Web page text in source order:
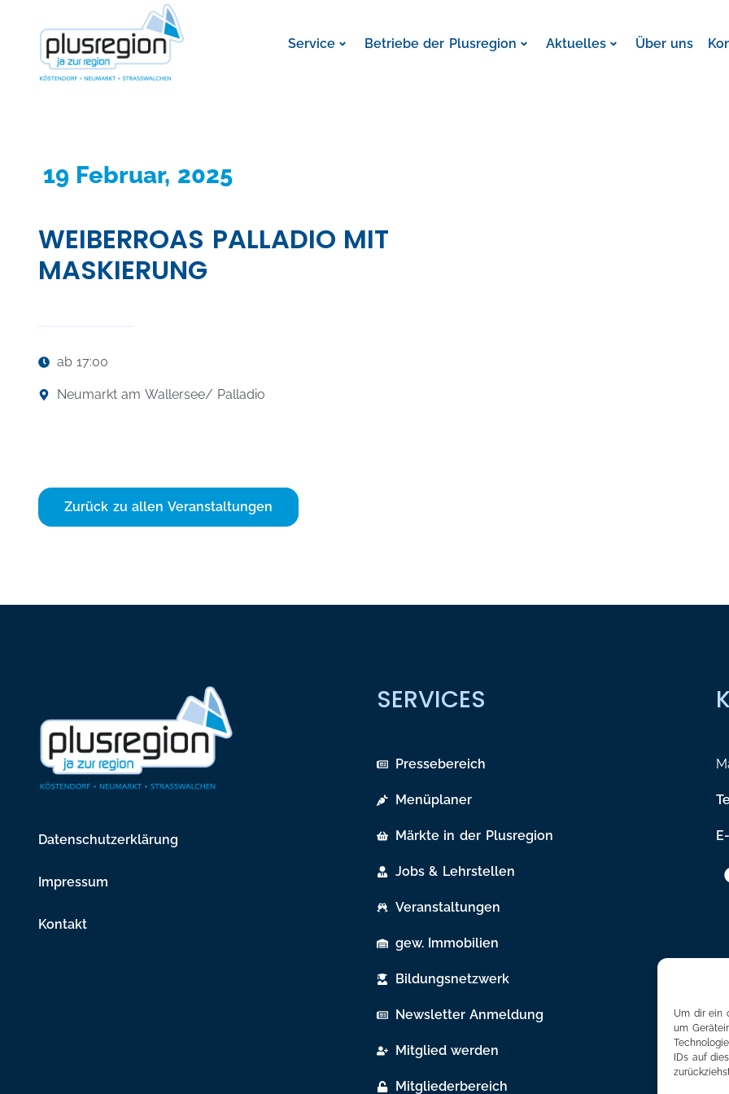
Um dir ein
um
IDs auf
Service Betriebe der Plusregion Aktuelles Über uns
19 Februar, 2025
WEIBERROAS PALLADIO MIT
MASKIERUNG
ab 17:00
Neumarkt am Wallersee/ Palladio
Zurück zu allen Veranstaltungen
Datenschutzerklärung
Impressum
Kontakt
SERVICES
Pressebereich
Menüplaner
Märkte in der Plusregion
Jobs & Lehrstellen
Veranstaltungen
gew. Immobilien
Bildungsnetzwerk
Newsletter Anmeldung
Mitglied werden
Mitgliederbereich